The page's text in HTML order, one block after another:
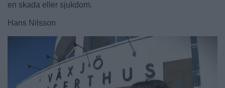
en skada eller sjukdom.
Hans Nilsson